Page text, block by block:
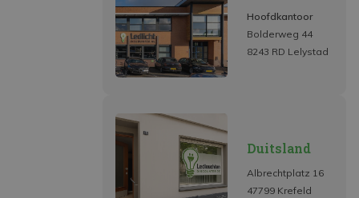
Hoofdkantoor
Bolderweg 44
8243 RD Lelystad
Duitsland
Albrechtplatz 16
47799 Krefeld